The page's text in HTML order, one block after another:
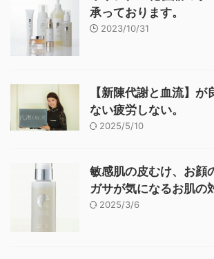
承っております。
2023/10/31
【新陳代謝と血流】が
ない疲労しない。
2025/5/10
敏感肌の皮むけ、お顔
ガサが気になるお肌の
2025/3/6